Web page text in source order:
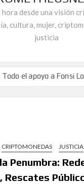
desde una visión
cultura, mujer,
justicia
a Fonsi Loaiza tras
Contra la Corrupción»
CRIPTOMONEDAS JUSTICIA
Penumbra:
Rescates